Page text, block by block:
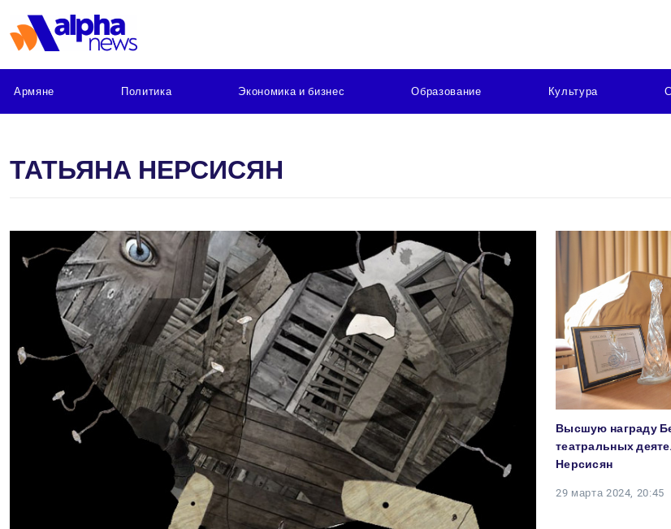
Армяне Политика Экономика и бизнес Образование Культура
ТАТЬЯНА НЕРСИСЯН
Высшую награду
театральных
Нерсисян
29 марта 2024, 20:45